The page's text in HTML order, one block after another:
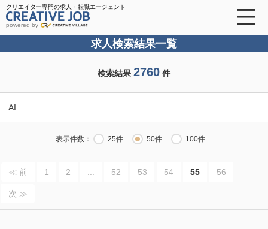
クリエイター専門の求人・転職エージェント
powered by
求人検索結果一覧
検索結果 2760 件
AI
表示件数： 25件 50件 100件
≪ 前 1 2 52 53 54 55 56
次 ≫